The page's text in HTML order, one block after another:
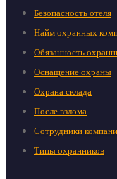
Безопасность отеля
Найм охранных
Обязанность
Оснащение охраны
Охрана склада
После взлома
Сотрудники
Типы охранников